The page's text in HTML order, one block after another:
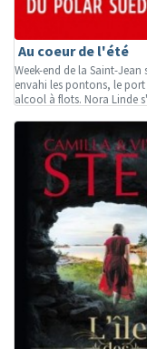
Au coeur de l'été
Week-end de la Saint-
envahi les pontons, le
alcool à flots. Nora Linde